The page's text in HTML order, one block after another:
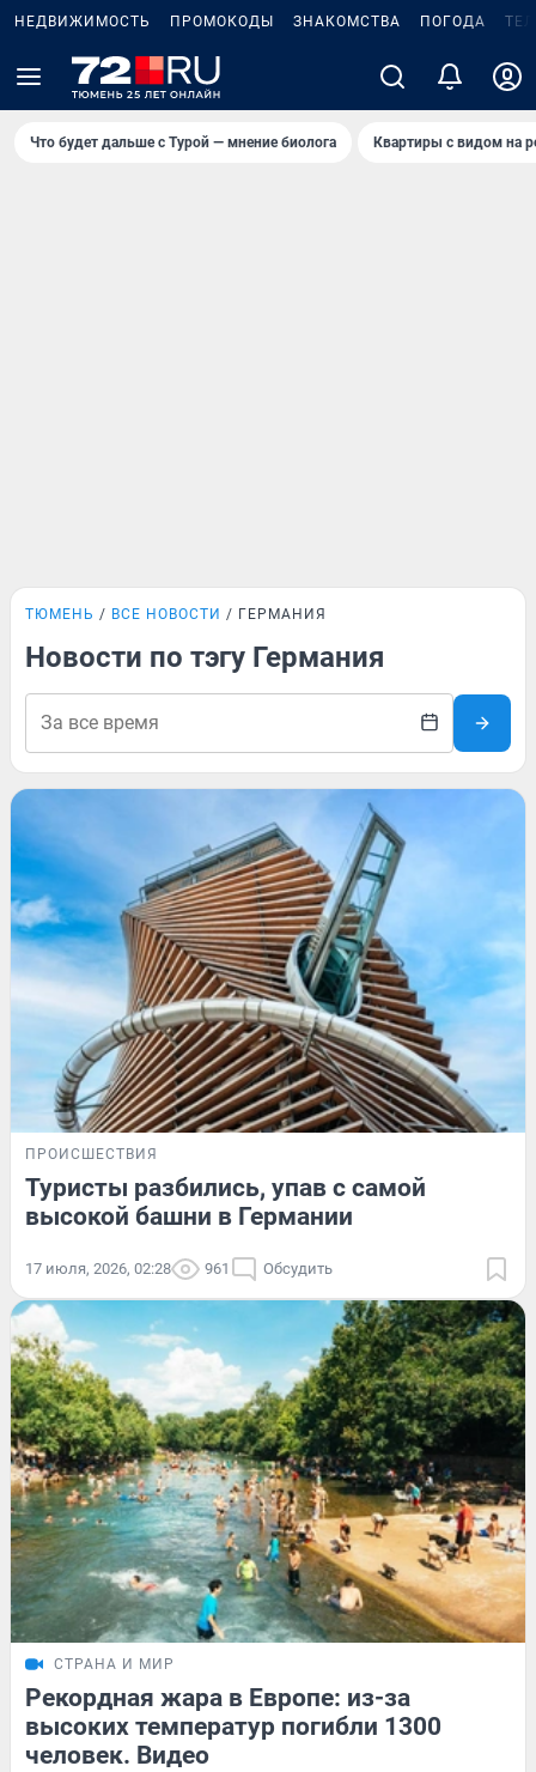
НЕДВИЖИМОСТЬ ПРОМОКОДЫ ЗНАКОМСТВА ПОГОДА
Что будет дальше с Турой — мнение биолога Квартиры с видом на
ТЮМЕНЬ ВСЕ НОВОСТИ ГЕРМАНИЯ
Новости по тэгу Германия
ПРОИСШЕСТВИЯ
Туристы разбились, упав с самой
высокой башни в Германии
17 июля, 2026, 02:28 961 Обсудить
СТРАНА И МИР
Рекордная жара в Европе: из-за
высоких температур погибли 1300
человек. Видео